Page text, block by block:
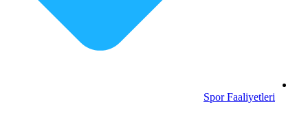
Spor Faaliyetleri